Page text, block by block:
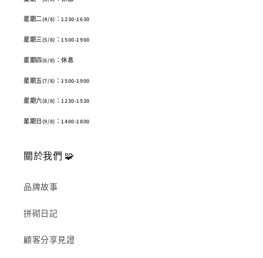
星期二(4/8)：1230-1630
星期三(5/8)：1500-1900
星期四(6/8)：休息
星期五(7/8)：1500-1900
星期六(8/8)：1230-1530
星期日(9/8)：1400-1800
關於我們 🧩
品牌故事
拼砌日記
顧客分享見證